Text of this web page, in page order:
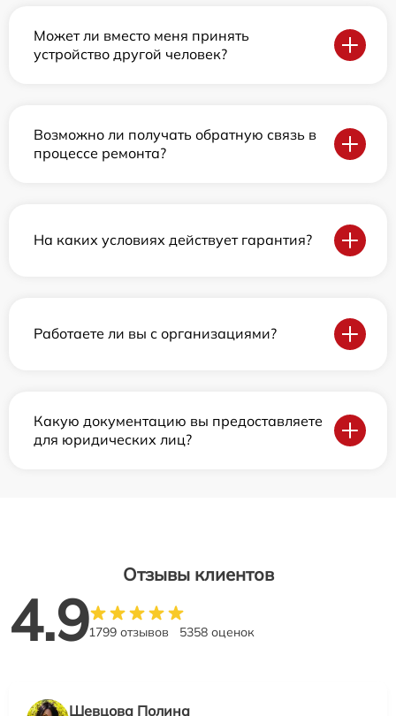
Может ли вместо меня принять
устройство другой человек?
Возможно ли получать обратную связь в
процессе ремонта?
На каких условиях действует гарантия?
Работаете ли вы с организациями?
Какую документацию вы предоставляете
для юридических лиц?
Отзывы клиентов
4.91799 отзывов 5358 оценок
Шевцова Полина